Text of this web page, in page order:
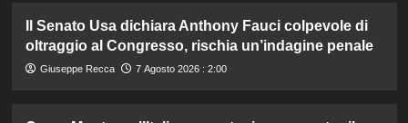
Il Senato Usa dichiara Anthony Fauci colpevole di
oltraggio al Congresso, rischia un’indagine penale
Giuseppe Recca 7 Agosto 2026 : 2:00